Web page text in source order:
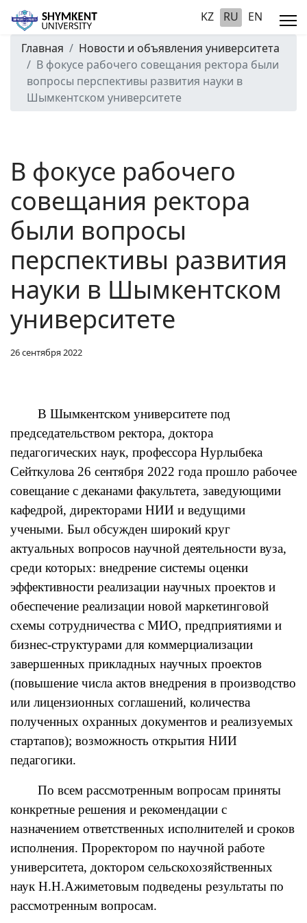
KZ RU EN
Главная
Новости и объявления университета
В фокусе рабочего совещания ректора были
вопросы перспективы развития науки в
Шымкентском университете
В фокусе рабочего
совещания ректора
были вопросы
перспективы развития
науки в Шымкентском
университете
26 сентября 2022
В Шымкентском университете под
председательством ректора, доктора
педагогических наук, профессора Нурлыбека
Сейткулова 26 сентября 2022 года прошло рабочее
совещание с деканами факультета, заведующими
кафедрой, директорами НИИ и ведущими
учеными. Был обсужден широкий круг
актуальных вопросов научной деятельности вуза,
среди которых: внедрение системы оценки
эффективности реализации научных проектов и
обеспечение реализации новой маркетинговой
схемы сотрудничества с МИО, предприятиями и
бизнес-структурами для коммерциализации
завершенных прикладных научных проектов
(повышение числа актов внедрения в производство
или лицензионных соглашений, количества
полученных охранных документов и реализуемых
стартапов); возможность открытия НИИ
педагогики.
По всем рассмотренным вопросам приняты
конкретные решения и рекомендации с
назначением ответственных исполнителей и сроков
исполнения. Проректором по научной работе
университета, доктором сельскохозяйственных
наук Н.Н.Ажиметовым подведены результаты по
рассмотренным вопросам.